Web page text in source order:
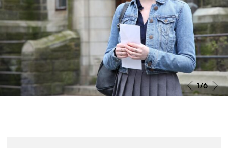
O Grande Prémio do Júri João Bénard da Costa foi
atribuído a Miroirs No. 3, de Christian Petzold. Segundo
o Júri, «pelas suas excelentes interpretações e pela
enorme liberdade ao explorar um universo próximo e
comovente».
Mais informação 2/6